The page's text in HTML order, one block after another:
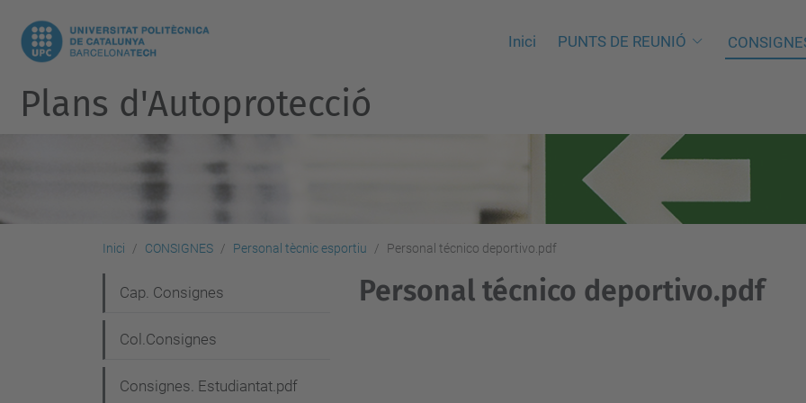
Inici PUNTS DE REUNIÓ
Plans d'Autoprotecció
Inici CONSIGNES Personal tècnic esportiu Personal técnico deportivo.pdf
Personal técnico deportivo.pdf
a
v
Cap. Consignes
Col.Consignes
Consignes. Estudiantat.pdf